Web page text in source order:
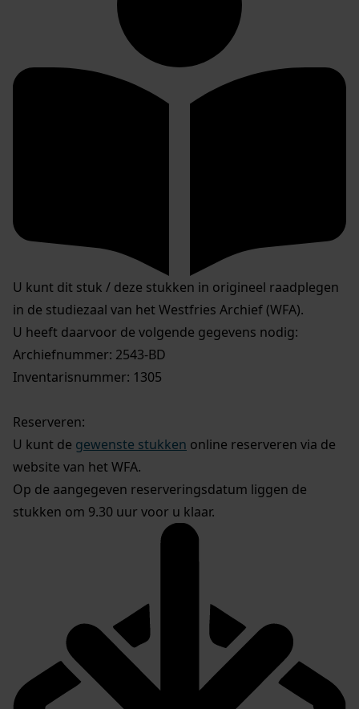
U kunt dit stuk / deze stukken in origineel raadplegen
in de studiezaal van het Westfries Archief (WFA).
U heeft daarvoor de volgende gegevens nodig:
Archiefnummer: 2543-BD
Inventarisnummer: 1305
Reserveren:
U kunt de gewenste stukken online reserveren via de
website van het WFA.
Op de aangegeven reserveringsdatum liggen de
stukken om 9.30 uur voor u klaar.